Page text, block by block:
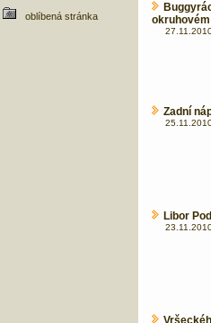
oblíbená stránka
Zadní
Libor